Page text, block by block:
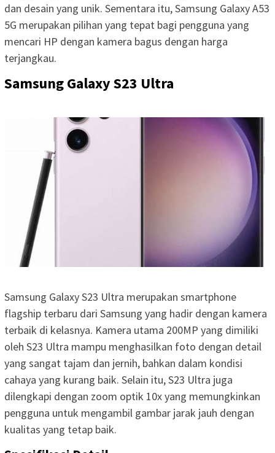
dan desain yang unik. Sementara itu, Samsung Galaxy A53
5G merupakan pilihan yang tepat bagi pengguna yang
mencari HP dengan kamera bagus dengan harga
terjangkau.
Samsung Galaxy S23 Ultra
Samsung Galaxy S23 Ultra merupakan smartphone
flagship terbaru dari Samsung yang hadir dengan kamera
terbaik di kelasnya. Kamera utama 200MP yang dimiliki
oleh S23 Ultra mampu menghasilkan foto dengan detail
yang sangat tajam dan jernih, bahkan dalam kondisi
cahaya yang kurang baik. Selain itu, S23 Ultra juga
dilengkapi dengan zoom optik 10x yang memungkinkan
pengguna untuk mengambil gambar jarak jauh dengan
kualitas yang tetap baik.